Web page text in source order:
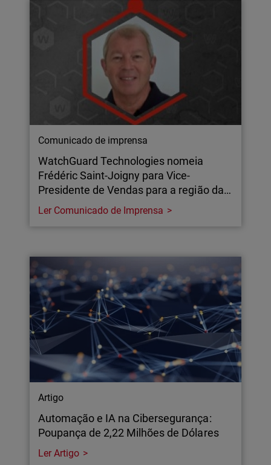
Comunicado de imprensa
WatchGuard Technologies nomeia
Frédéric Saint-Joigny para Vice-
Presidente de Vendas para a região da…
Ler Comunicado de Imprensa
Artigo
Automação e IA na Cibersegurança:
Poupança de 2,22 Milhões de Dólares
Ler Artigo